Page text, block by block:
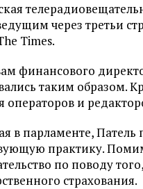
через третьи
Times.
финансового
таким образом.
операторов и
в парламенте, Патель
практику.
по поводу
страхования.